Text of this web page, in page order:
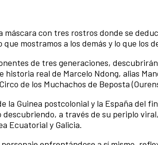
con tres rostros donde se
mostramos a los demás y lo que los
de tres generaciones,
real de Marcelo Ndong, alias
de los Muchachos de Beposta
la Guinea postcolonial y la España del
a través de su periplo
Ecuatorial y Galicia.